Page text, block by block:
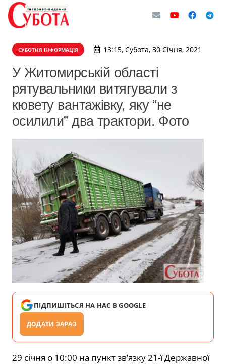
СУБОТНЯ ІНФОРМАЦІЯ 13:15, Субота, 30 Січня, 2021
У Житомирській області
рятувальники витягували з
кювету вантажівку, яку “не
осилили” два трактори. Фото
ПІДПИШІТЬСЯ НА НАС В GOOGLE
ДОДАТИ ЗАРАЗ
29 січня о 10:00 на пункт зв’язку 21-ї Державної